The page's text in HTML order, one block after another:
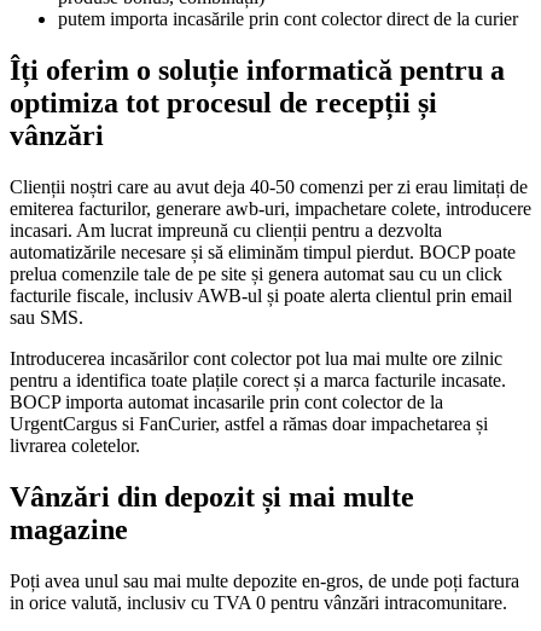
putem importa incasările prin cont colector direct de la curier
Îți oferim o soluție informatică pentru a
optimiza tot procesul de recepții și
vânzări
Clienții noștri care au avut deja 40-50 comenzi per zi erau limitați de
emiterea facturilor, generare awb-uri, impachetare colete, introducere
incasari. Am lucrat impreună cu clienții pentru a dezvolta
automatizările necesare și să eliminăm timpul pierdut. BOCP poate
prelua comenzile tale de pe site și genera automat sau cu un click
facturile fiscale, inclusiv AWB-ul și poate alerta clientul prin email
sau SMS.
Introducerea incasărilor cont colector pot lua mai multe ore zilnic
pentru a identifica toate plațile corect și a marca facturile incasate.
BOCP importa automat incasarile prin cont colector de la
UrgentCargus si FanCurier, astfel a rămas doar impachetarea și
livrarea coletelor.
Vânzări din depozit și mai multe
magazine
Poți avea unul sau mai multe depozite en-gros, de unde poți factura
in orice valută, inclusiv cu TVA 0 pentru vânzări intracomunitare.